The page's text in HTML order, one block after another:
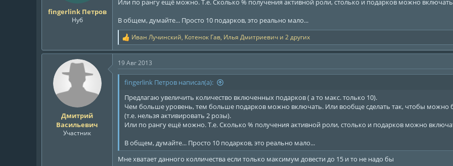
fingerlink Петров
Нуб
Или по рангу ещё можно. Т.е. Сколько % получения активной роли, столько и подарков можно
В общем, думайте... Просто 10 подарков, это реально мало...
Р
е
а
к
ц
и
Иван Лучинский, Котенок Гав, Илья Дмитриевич и 2 других
Дмитрий
Васильевич
Участник
19 Авг 2013
fingerlink Петров написал(а):
Предлагаю увеличить количество включенных подарков ( а то макс. только 10).
Чем больше уровень, тем больше подарков можно включать. Или вообще сделать так, чтобы можно
(т.е. нельзя активировать 2 розы).
Или по рангу ещё можно. Т.е. Сколько % получения активной роли, столько и подарков можно
В общем, думайте... Просто 10 подарков, это реально мало...
Мне хватает данного колличества если только максимум довести до 15 и то не надо бы